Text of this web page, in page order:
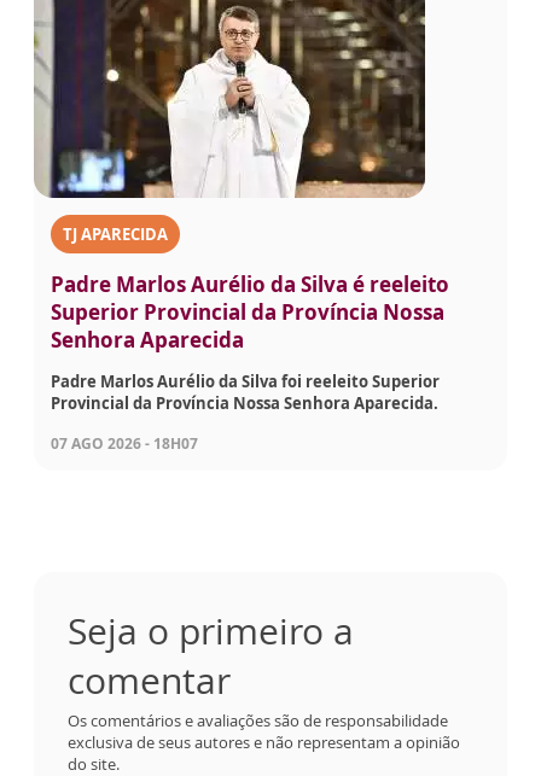
TJ APARECIDA
Padre Marlos Aurélio da Silva é reeleito
Superior Provincial da Província Nossa
Senhora Aparecida
Padre Marlos Aurélio da Silva foi reeleito Superior
Provincial da Província Nossa Senhora Aparecida.
07 AGO 2026 - 18H07
Seja o primeiro a
comentar
Os comentários e avaliações são de responsabilidade
exclusiva de seus autores e não representam a opinião
do site.